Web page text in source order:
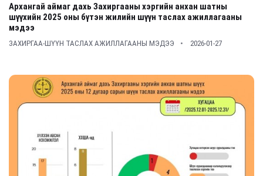
Архангай аймаг дахь Захиргааны хэргийн анхан шатны
шүүхийн 2025 оны бүтэн жилийн шүүн таслах ажиллагааны
мэдээ
ЗАХИРГАА-ШҮҮН ТАСЛАХ АЖИЛЛАГААНЫ МЭДЭЭ 2026-01-27